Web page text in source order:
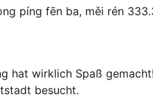
píng fēn ba, měi rén
hat wirklich Spaß
besucht.